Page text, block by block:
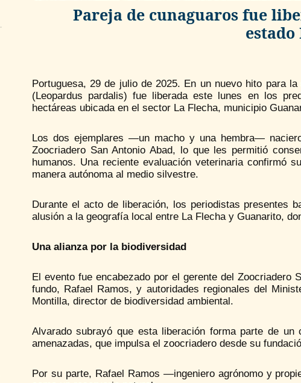
Pareja de cunaguaros fue
estado
Portuguesa, 29 de julio de 2025. En un nuevo hito para
(Leopardus pardalis) fue liberada este lunes en los
hectáreas ubicada en el sector La Flecha, municipio
Los dos ejemplares —un macho y una hembra—
Zoocriadero San Antonio Abad, lo que les permitió
humanos. Una reciente evaluación veterinaria confirmó
manera autónoma al medio silvestre.
Durante el acto de liberación, los periodistas presentes
alusión a la geografía local entre La Flecha y Guanarito,
Una alianza por la biodiversidad
El evento fue encabezado por el gerente del Zoocriadero
fundo, Rafael Ramos, y autoridades regionales del
Montilla, director de biodiversidad ambiental.
Alvarado subrayó que esta liberación forma parte de un
amenazadas, que impulsa el zoocriadero desde su
Por su parte, Rafael Ramos —ingeniero agrónomo y